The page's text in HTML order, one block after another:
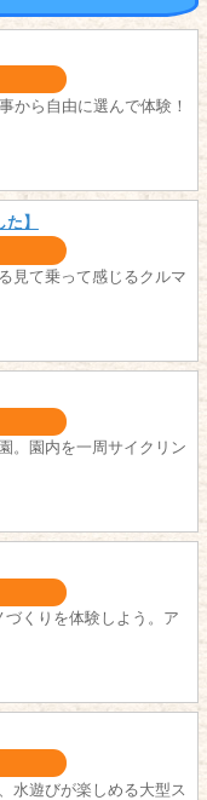
から自由に選んで体験！
】
見て乗って感じるクルマ
。園内を一周サイクリン
くりを体験しよう。ア
水遊びが楽しめる大型ス